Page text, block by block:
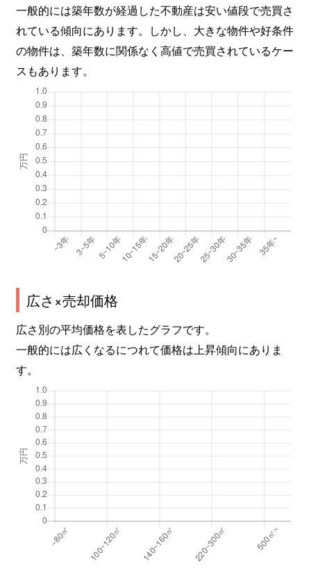
一般的には築年数が経過した不動産は安い値段で売買さ
れている傾向にあります。しかし、大きな物件や好条件
の物件は、築年数に関係なく高値で売買されているケー
スもあります。
広さ×売却価格
広さ別の平均価格を表したグラフです。
一般的には広くなるにつれて価格は上昇傾向にありま
す。